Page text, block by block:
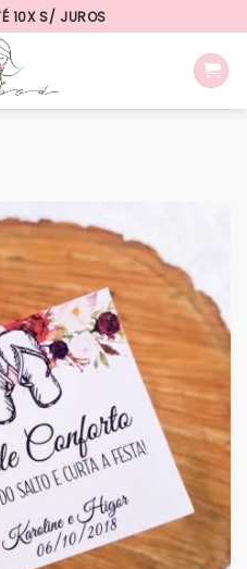
10X S/ JUROS